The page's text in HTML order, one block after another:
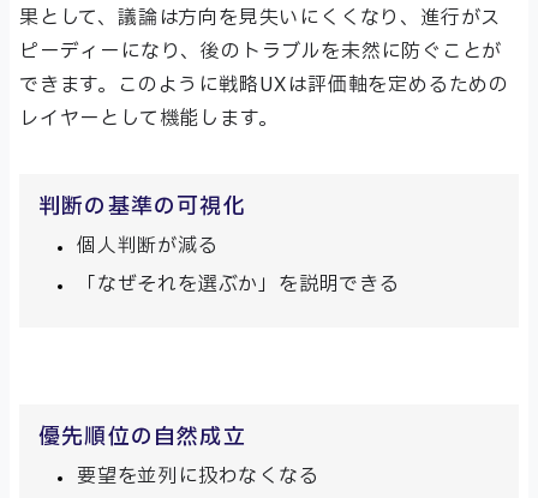
果として、議論は方向を見失いにくくなり、進行がス
ピーディーになり、後のトラブルを未然に防ぐことが
できます。このように戦略UXは評価軸を定めるための
レイヤーとして機能します。
判断の基準の可視化
個人判断が減る
「なぜそれを選ぶか」を説明できる
優先順位の自然成立
要望を並列に扱わなくなる